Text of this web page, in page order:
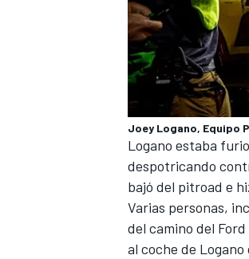
Joey Logano, Equipo
Logano estaba
despotricando
bajó del pitroad e
Varias personas,
del camino del
al coche de